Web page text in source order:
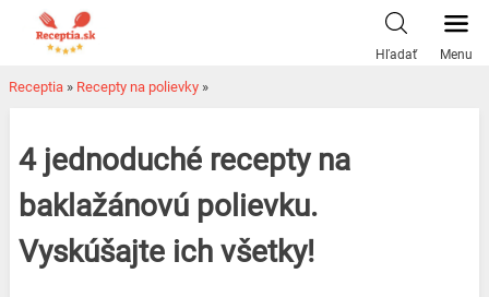
Hľadať Menu
Receptia » Recepty na polievky »
4 jednoduché recepty na
baklažánovú polievku.
Vyskúšajte ich všetky!